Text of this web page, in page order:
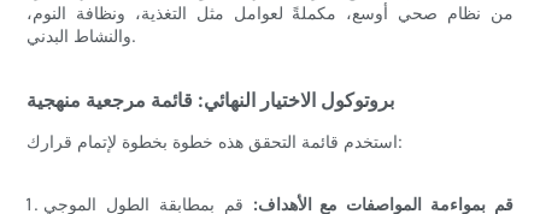
من نظام صحي أوسع، مكملةً لعوامل مثل التغذية، ونظافة النوم،
والنشاط البدني.
بروتوكول الاختيار النهائي: قائمة مرجعية منهجية
استخدم قائمة التحقق هذه خطوة بخطوة لإتمام قرارك:
قم بمواءمة المواصفات مع الأهداف: قم بمطابقة الطول الموجي